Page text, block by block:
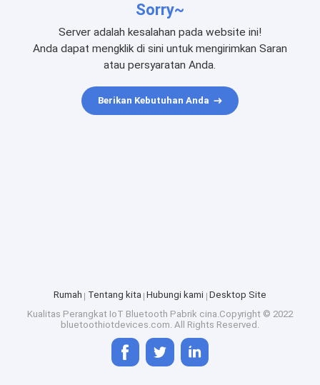
Sorry~
Server adalah kesalahan pada website ini!
Anda dapat mengklik di sini untuk mengirimkan Saran
atau persyaratan Anda.
Berikan Kebutuhan Anda
Rumah Tentang kita Hubungi kami Desktop Site
Kualitas Perangkat IoT Bluetooth Pabrik cina.Copyright © 2022
bluetoothiotdevices.com. All Rights Reserved.